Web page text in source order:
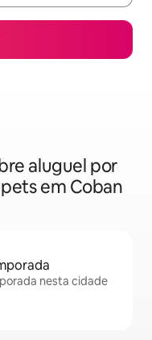
aluguel por
em Coban
nesta cidade